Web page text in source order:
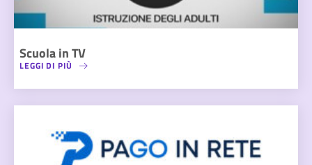
Scuola in TV
LEGGI DI PIÙ